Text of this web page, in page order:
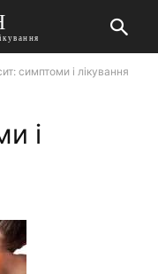
симптоми і лікування
і